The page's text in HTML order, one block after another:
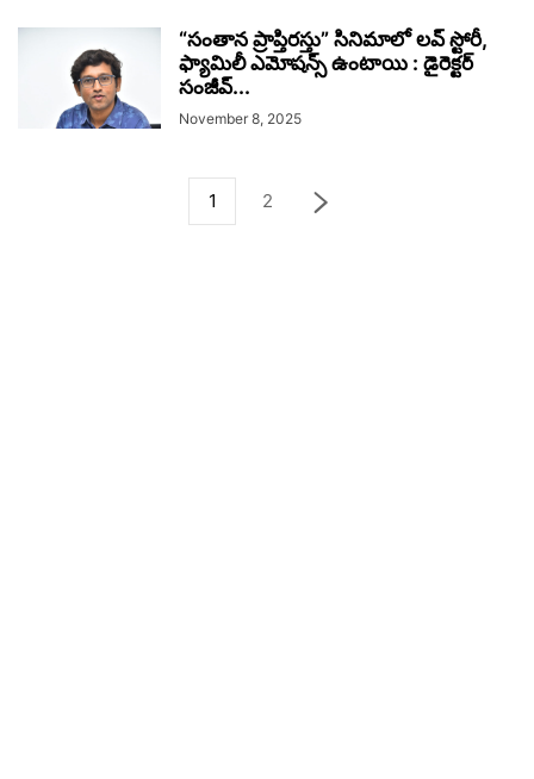
“సంతాన ప్రాప్తిరస్తు” సినిమాలో లవ్ స్టోరీ,
ఫ్యామిలీ ఎమోషన్స్ ఉంటాయి : డైరెక్టర్
సంజీవ్...
November 8, 2025
1 2